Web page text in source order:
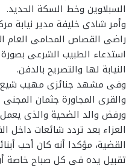
السبلاوين وخط السكة الحديد.
وأمر شادى خليفة مدير نيابة
راضى القصاص المحامى العام
استدعاء الطبيب الشرعى
النيابة لها والتصريح بالدفن.
وفى مشهد جنائزى مهيب شيع
والقرى المجاورة جثمان
ورفض والد الضحية والذى يعمل
العزاء بعد تردد شائعات داخل
القضية، مؤكدا أنه كان أحب
تقبيل يده فى كل صباح خاصة أن